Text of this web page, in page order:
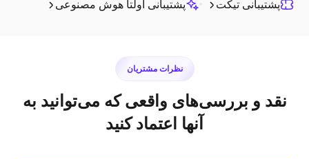
پشتیبانی تیکت
پشتیبانی اولتا هوش مصنوعی
نظرات مشتریان
نقد و بررسی‌های واقعی که می‌توانید به
آنها اعتماد کنید